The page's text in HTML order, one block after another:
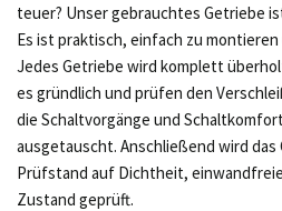
teuer? Unser gebrauchtes Getriebe
Es ist praktisch, einfach zu
Jedes Getriebe wird komplett
es gründlich und prüfen den
die Schaltvorgänge und
ausgetauscht. Anschließend wird das
Prüfstand auf Dichtheit,
Zustand geprüft.